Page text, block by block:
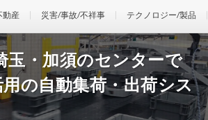
動産 災害/事故/不祥事 テクノロジー/製品
玉・加須のセンターで
の自動集荷・出荷シス